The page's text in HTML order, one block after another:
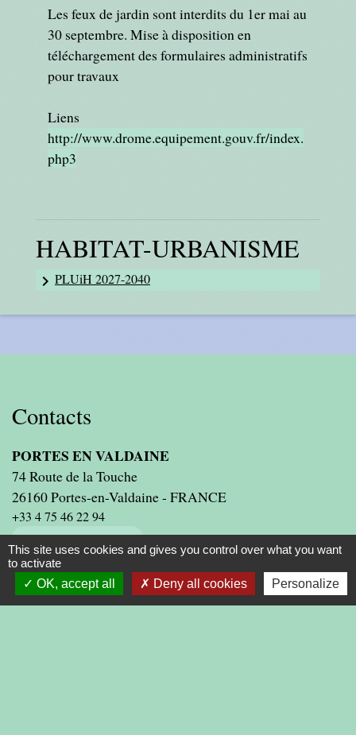
​​​​​​​Les feux de jardin sont interdits du 1er mai au
30 septembre. Mise à disposition en
téléchargement des formulaires administratifs
pour travaux
Liens
http://www.drome.equipement.gouv.fr/index.
php3
HABITAT-URBANISME
keyboard_arrow_right PLUiH 2027-2040
Contacts
PORTES EN VALDAINE
74 Route de la Touche
26160 Portes-en-Valdaine - FRANCE
+33 4 75 46 22 94
Contact par formulaire
Liens
This site uses cookies and gives you control over what you want
to activate
OK, accept all
Deny all cookies Personalize